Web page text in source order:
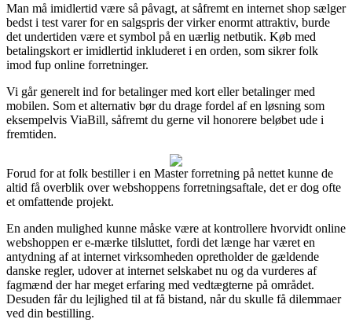
Man må imidlertid være så påvagt, at såfremt en internet shop sælger
bedst i test varer for en salgspris der virker enormt attraktiv, burde
det undertiden være et symbol på en uærlig netbutik. Køb med
betalingskort er imidlertid inkluderet i en orden, som sikrer folk
imod fup online forretninger.
Vi går generelt ind for betalinger med kort eller betalinger med
mobilen. Som et alternativ bør du drage fordel af en løsning som
eksempelvis ViaBill, såfremt du gerne vil honorere beløbet ude i
fremtiden.
Forud for at folk bestiller i en Master forretning på nettet kunne de
altid få overblik over webshoppens forretningsaftale, det er dog ofte
et omfattende projekt.
En anden mulighed kunne måske være at kontrollere hvorvidt online
webshoppen er e-mærke tilsluttet, fordi det længe har været en
antydning af at internet virksomheden opretholder de gældende
danske regler, udover at internet selskabet nu og da vurderes af
fagmænd der har meget erfaring med vedtægterne på området.
Desuden får du lejlighed til at få bistand, når du skulle få dilemmaer
ved din bestilling.